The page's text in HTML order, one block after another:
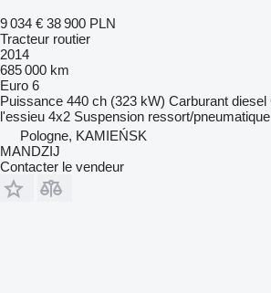
9 034 € 38 900 PLN
Tracteur routier
2014
685 000 km
Euro 6
Puissance 440 ch (323 kW) Carburant diesel
l'essieu 4x2 Suspension ressort/pneumatique
Pologne, KAMIEŃSK
MANDZIJ
Contacter le vendeur